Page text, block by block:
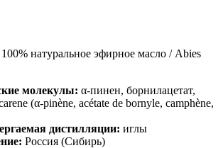
100% натуральное эфирное масло / Abies
молекулы: α-пинен, борнилацетат,
(α-pinène, acétate de bornyle, camphène,
дистилляции: иглы
Россия (Сибирь)